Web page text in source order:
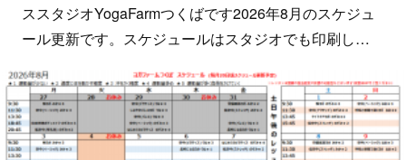
ススタジオYogaFarmつくばです2026年8月のスケジュ
ール更新です。スケジュールはスタジオでも印刷し…